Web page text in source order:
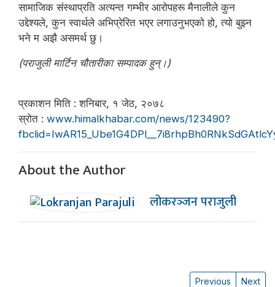
सामाजिक संस्थाप्रति अत्यन्त गम्भीर आरोपहरू मैनालीले कुन
उद्देश्यले, कुन स्वार्थले अभिप्रेरित भएर लगाउनुभएको हो, त्यो बुझ्न
भने म अझै असमर्थ छु।
(पराजुली मार्टिन चौतारीका सम्पादक हुन्।)
प्रकाशन मिति : शनिबार, १ जेठ, २०७८
स्रोत : www.himalkhabar.com/news/123490?
About the Author
लोकरञ्‍जन पराजुली
Previous Next